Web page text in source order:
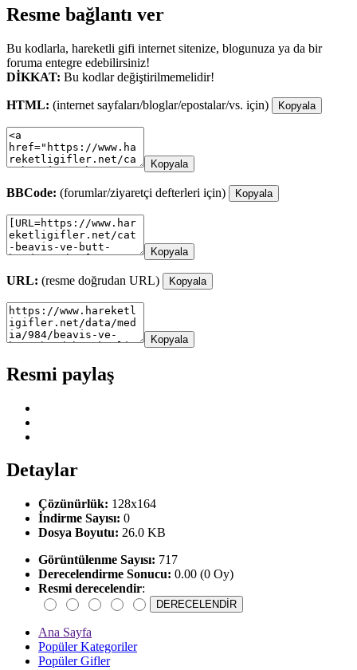
Resme bağlantı ver
Bu kodlarla, hareketli gifi internet sitenize, blogunuza ya da bir
foruma entegre edebilirsiniz!
DİKKAT: Bu kodlar değiştirilmemelidir!
HTML: (internet sayfaları/bloglar/epostalar/vs. için) Kopyala
Kopyala
BBCode: (forumlar/ziyaretçi defterleri için) Kopyala
Kopyala
URL: (resme doğrudan URL) Kopyala
Kopyala
Resmi paylaş
Detaylar
Çözünürlük: 128x164
İndirme Sayısı: 0
Dosya Boyutu: 26.0 KB
Görüntülenme Sayısı: 717
Derecelendirme Sonucu: 0.00 (0 Oy)
Resmi derecelendir:
Ana Sayfa
Popüler Kategoriler
Popüler Gifler